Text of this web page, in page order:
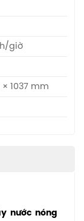
giờ
× 1037 mm
nước nóng